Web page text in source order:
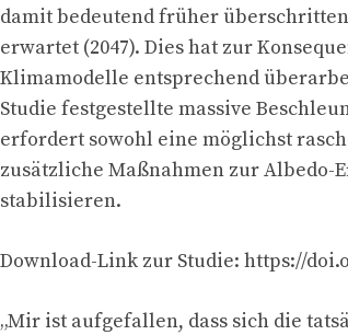
damit bedeutend früher
erwartet (2047). Dies hat zur
Klimamodelle entsprechend
Studie festgestellte massive
erfordert sowohl eine möglichst
zusätzliche Maßnahmen zur Albedo-
stabilisieren.
Download-Link zur Studie: https://
„Mir ist aufgefallen, dass sich die